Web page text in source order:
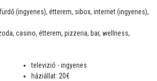
(ingyenes), étterem, sibox, internet (ingyenes),
casino, étterem, pizzeria, bar, wellness,
televizió - ingyenes
háziállat: 20€